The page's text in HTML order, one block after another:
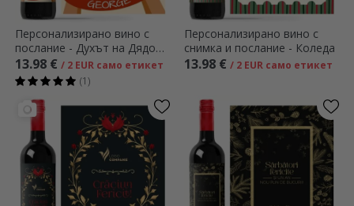
Персонализирано вино с
послание - Духът на Дядо
Коледа
13.98 € / 2 EUR само етикет
(1)
Персонализирано вино с
снимка и послание - Коледа
13.98 € / 2 EUR само етикет